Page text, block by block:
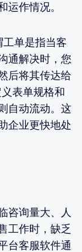
运作情况。
单是指当客
通解决时，您
后将其传达给
表单规格和
自动流动。这
企业更快地处
咨询量大、人
工作时，缺乏
台客服软件通